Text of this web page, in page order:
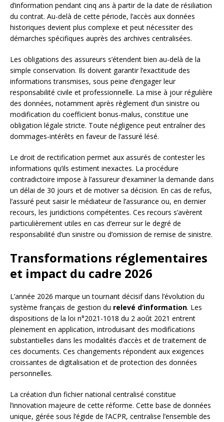
d’information pendant cinq ans à partir de la date de résiliation
du contrat. Au-delà de cette période, l’accès aux données
historiques devient plus complexe et peut nécessiter des
démarches spécifiques auprès des archives centralisées.
Les obligations des assureurs s’étendent bien au-delà de la
simple conservation. Ils doivent garantir l’exactitude des
informations transmises, sous peine d’engager leur
responsabilité civile et professionnelle. La mise à jour régulière
des données, notamment après règlement d’un sinistre ou
modification du coefficient bonus-malus, constitue une
obligation légale stricte. Toute négligence peut entraîner des
dommages-intérêts en faveur de l’assuré lésé.
Le droit de rectification permet aux assurés de contester les
informations qu’ils estiment inexactes. La procédure
contradictoire impose à l’assureur d’examiner la demande dans
un délai de 30 jours et de motiver sa décision. En cas de refus,
l’assuré peut saisir le médiateur de l’assurance ou, en dernier
recours, les juridictions compétentes. Ces recours s’avèrent
particulièrement utiles en cas d’erreur sur le degré de
responsabilité d’un sinistre ou d’omission de remise de sinistre.
Transformations réglementaires
et impact du cadre 2026
L’année 2026 marque un tournant décisif dans l’évolution du
système français de gestion du relevé d’information. Les
dispositions de la loi n°2021-1018 du 2 août 2021 entrent
pleinement en application, introduisant des modifications
substantielles dans les modalités d’accès et de traitement de
ces documents. Ces changements répondent aux exigences
croissantes de digitalisation et de protection des données
personnelles.
La création d’un fichier national centralisé constitue
l’innovation majeure de cette réforme. Cette base de données
unique, gérée sous l’égide de l’ACPR, centralise l’ensemble des